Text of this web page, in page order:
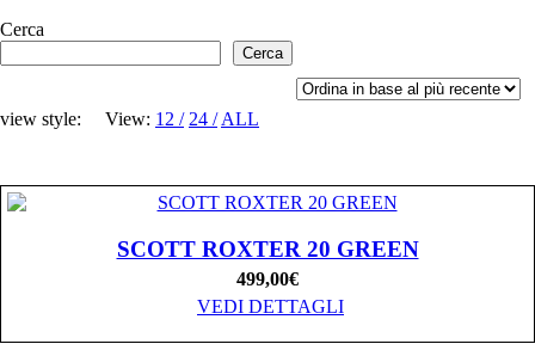
Cerca
Cerca
view style: View: 12 24 ALL
SCOTT ROXTER 20 GREEN
499,00€
VEDI DETTAGLI